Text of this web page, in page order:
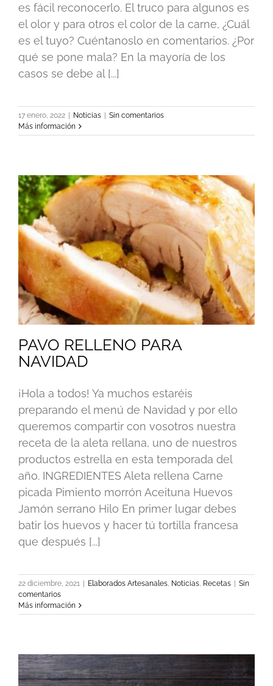
es fácil reconocerlo. El truco para algunos es
el olor y para otros el color de la carne, ¿Cuál
es el tuyo? Cuéntanoslo en comentarios. ¿Por
qué se pone mala? En la mayoría de los
casos se debe al [...]
17 enero, 2022 Noticias
Sin comentarios
Más información
PAVO RELLENO PARA
NAVIDAD
¡Hola a todos! Ya muchos estaréis
preparando el menú de Navidad y por ello
queremos compartir con vosotros nuestra
receta de la aleta rellana, uno de nuestros
productos estrella en esta temporada del
año. INGREDIENTES Aleta rellena Carne
picada Pimiento morrón Aceituna Huevos
Jamón serrano Hilo En primer lugar debes
batir los huevos y hacer tú tortilla francesa
que después [...]
22 diciembre, 2021 Elaborados Artesanales, Noticias, Recetas
Sin
comentarios
Más información